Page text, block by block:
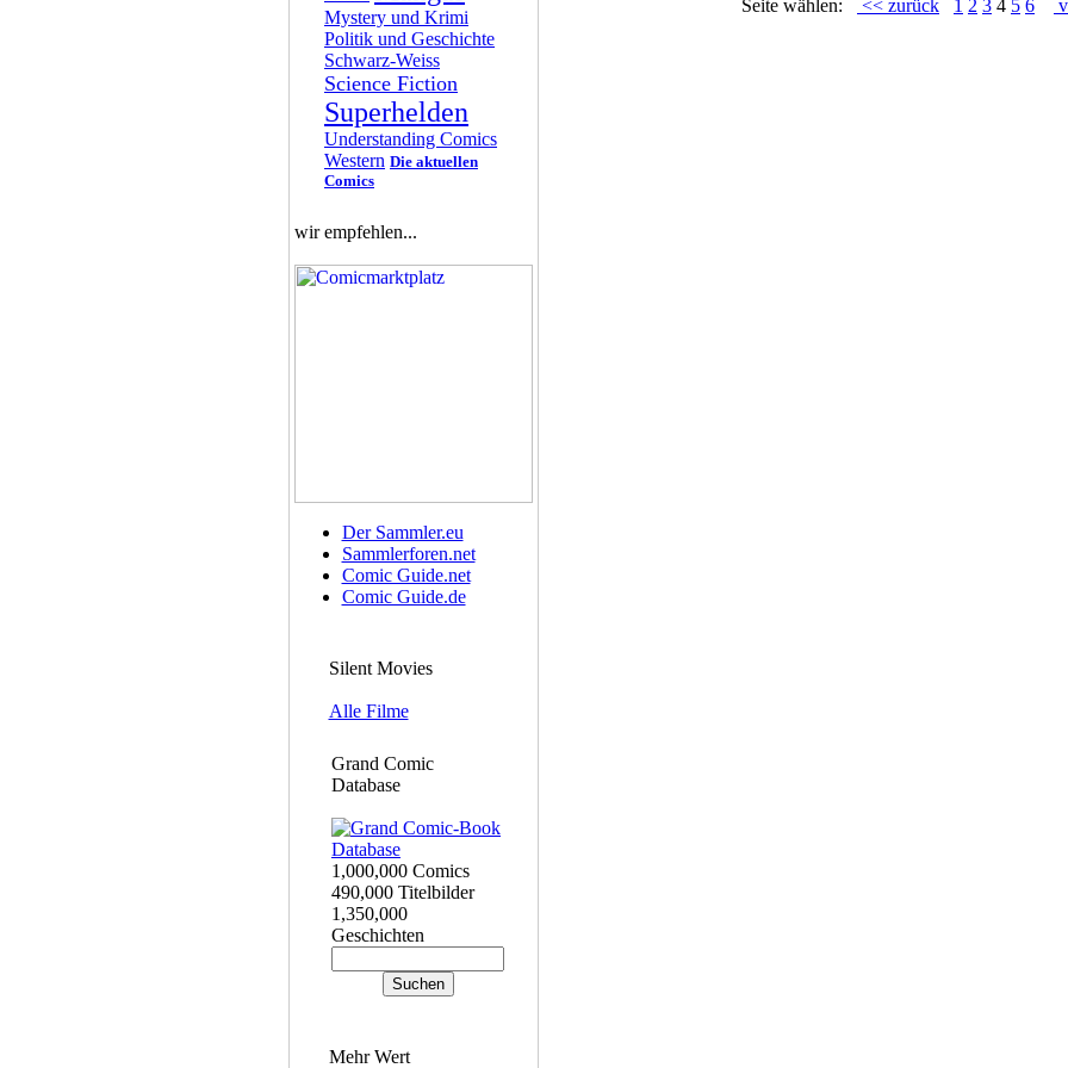
Mystery und Krimi
Politik und Geschichte
Schwarz-Weiss
Science Fiction
Superhelden
Understanding Comics
Western Die aktuellen
Comics
wir empfehlen...
Der Sammler.eu
Sammlerforen.net
Comic Guide.net
Comic Guide.de
Silent Movies
Alle Filme
Grand Comic
Database
1,000,000 Comics
490,000 Titelbilder
1,350,000
Geschichten
Mehr Wert
Seite wählen: << zurück 1 2 3 4 5 6